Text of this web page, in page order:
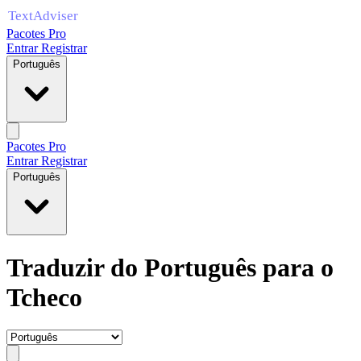
Pacotes Pro
EntrarRegistrar
Português
Pacotes Pro
EntrarRegistrar
Português
Traduzir do Português para o
Tcheco